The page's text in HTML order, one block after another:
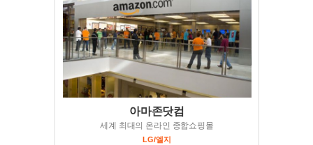
아마존닷컴
세계 최대의 온라인 종합쇼핑몰
LG/엘지